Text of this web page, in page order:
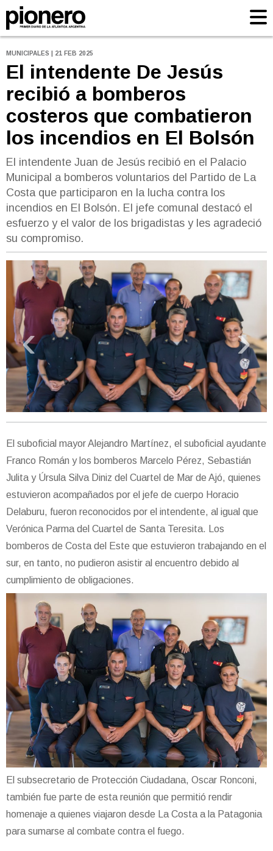
MUNICIPALES | 21 FEB 2025
El intendente De Jesús
recibió a bomberos
costeros que combatieron
los incendios en El Bolsón
El intendente Juan de Jesús recibió en el Palacio
Municipal a bomberos voluntarios del Partido de La
Costa que participaron en la lucha contra los
incendios en El Bolsón. El jefe comunal destacó el
esfuerzo y el valor de los brigadistas y les agradeció
su compromiso.
‹ ›
El suboficial mayor Alejandro Martínez, el suboficial ayudante
Franco Román y los bomberos Marcelo Pérez, Sebastián
Julita y Úrsula Silva Diniz del Cuartel de Mar de Ajó, quienes
estuvieron acompañados por el jefe de cuerpo Horacio
Delaburu, fueron reconocidos por el intendente, al igual que
Verónica Parma del Cuartel de Santa Teresita. Los
bomberos de Costa del Este que estuvieron trabajando en el
sur, en tanto, no pudieron asistir al encuentro debido al
cumplimiento de obligaciones.
El subsecretario de Protección Ciudadana, Oscar Ronconi,
también fue parte de esta reunión que permitió rendir
homenaje a quienes viajaron desde La Costa a la Patagonia
para sumarse al combate contra el fuego.